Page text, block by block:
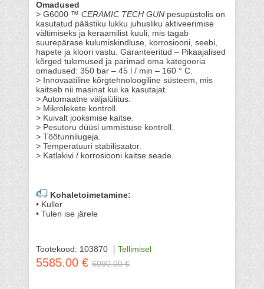
Omadused
> G6000 ™ CERAMIC TECH GUN pesupüstolis on
kasutatud päästiku lukku juhusliku aktiveerimise
vältimiseks ja keraamilist kuuli, mis tagab
suurepärase kulumiskindluse, korrosiooni, seebi,
hapete ja kloori vastu. Garanteeritud – Pikaajalised
kõrged tulemused ja parimad oma kategooria
omadused: 350 bar – 45 l / min – 160 ° C.
> Innovaatiline kõrgtehnoloogiline süsteem, mis
kaitseb nii masinat kui ka kasutajat.
> Automaatne väljalülitus.
> Mikrolekete kontroll.
> Kuivalt jooksmise kaitse.
> Pesutoru düüsi ummistuse kontroll.
> Töötunnilugeja.
> Temperatuuri stabilisaator.
> Katlakivi / korrosiooni kaitse seade.
Kohaletoimetamine:
• Kuller
• Tulen ise järele
Tootekood: 103870 Tellimisel
5585.00 € 6090.00 €